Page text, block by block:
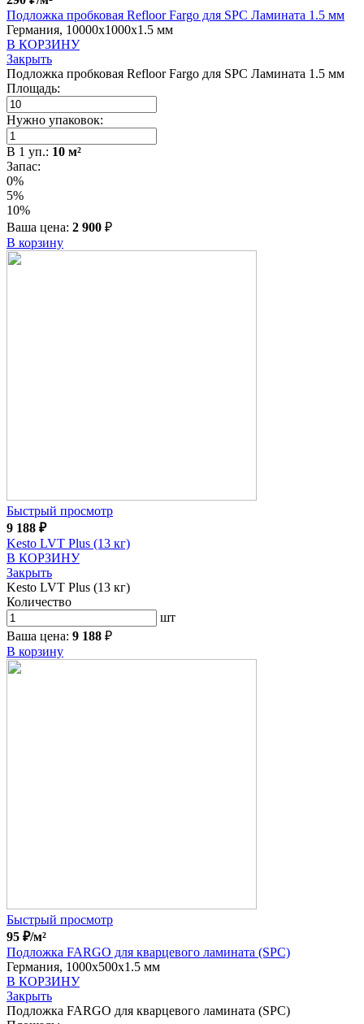
Подложка пробковая Refloor Fargo для SPC Ламината 1.5 мм
Германия, 10000x1000x1.5 мм
В КОРЗИНУ
Закрыть
Подложка пробковая Refloor Fargo для SPC Ламината 1.5 мм
Площадь:
Нужно упаковок:
В 1 уп.: 10 м²
Запас:
0%
5%
10%
Ваша цена: 2 900 ₽
В корзину
Быстрый просмотр
9 188 ₽
Kesto LVT Plus (13 кг)
В КОРЗИНУ
Закрыть
Kesto LVT Plus (13 кг)
Количество
шт
Ваша цена: 9 188 ₽
В корзину
Быстрый просмотр
95 ₽/м²
Подложка FARGO для кварцевого ламината (SPC)
Германия, 1000x500x1.5 мм
В КОРЗИНУ
Закрыть
Подложка FARGO для кварцевого ламината (SPC)